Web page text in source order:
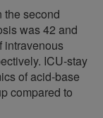
the second
was 42 and
intravenous
ICU-stay
of acid-base
compared to